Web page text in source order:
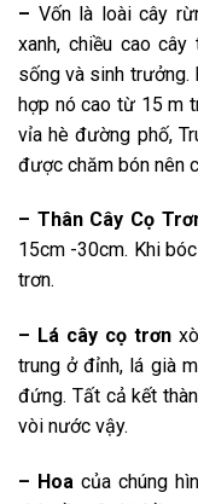
– Vốn là loài cây
xanh, chiều cao
sống và sinh trưởng.
hợp nó cao từ 15 m
vỉa hè đường phố,
được chăm bón nên
– Thân Cây Cọ
15cm -30cm. Khi
trơn.
– Lá cây cọ trơn
trung ở đỉnh, lá già
đứng. Tất cả kết
vòi nước vậy.
– Hoacủa chúng